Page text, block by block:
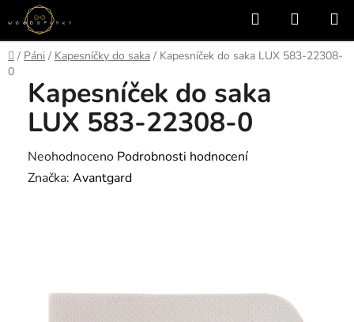
Přejít
na
obsah
Hledat
KOŠÍK
Domů
/ Páni / Kapesníčky do saka / Kapesníček do saka LUX 583-22308-
0
Kapesníček do saka
LUX 583-22308-0
Průměrné
hodnocení
hvězdiček.
Neohodnoceno Podrobnosti hodnocení
Značka: Avantgard